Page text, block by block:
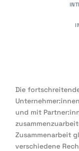
Die
und mit
Zusammenarbeit
verschiedene